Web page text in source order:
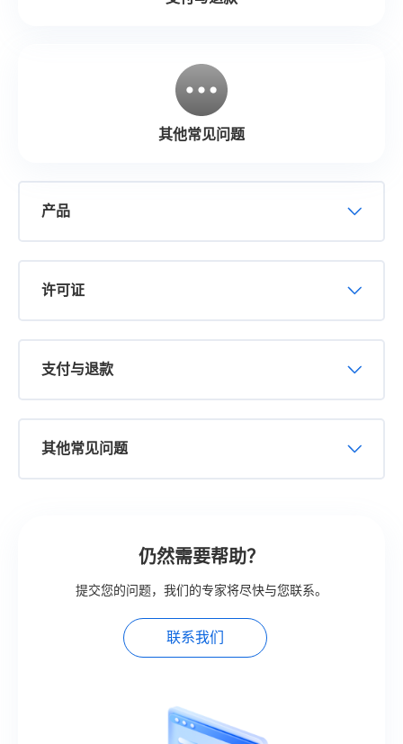
其他常见问题
产品
许可证
支付与退款
其他常见问题
仍然需要帮助？
提交您的问题，我们的专家将尽快与您联系。
联系我们